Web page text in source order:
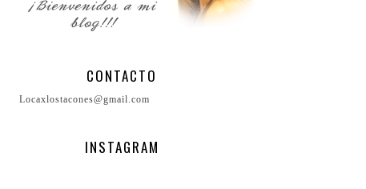
CONTACTO
Locaxlostacones@gmail.com
INSTAGRAM